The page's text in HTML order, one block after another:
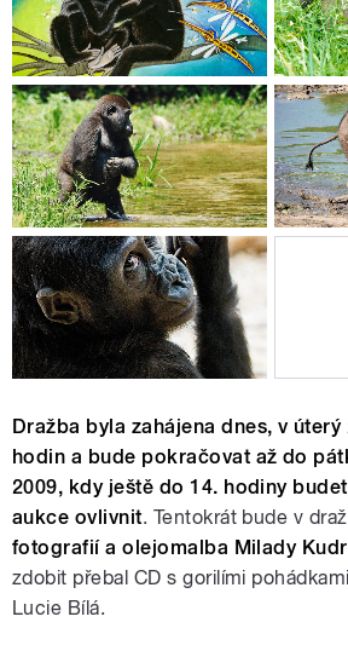
Dražba byla zahájena dnes, v úterý
hodin a bude pokračovat až do
2009, kdy ještě do 14. hodiny
aukce ovlivnit. Tentokrát bude v
fotografií a olejomalba Milady
zdobit přebal CD s gorilími
Lucie Bílá.